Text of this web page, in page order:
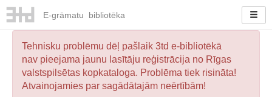
E-grāmatu bibliotēka
Tehnisku problēmu dēļ pašlaik 3td e-bibliotēkā
nav pieejama jaunu lasītāju reģistrācija no Rīgas
valstspilsētas kopkataloga. Problēma tiek risināta!
Atvainojamies par sagādātajām neērtībām!